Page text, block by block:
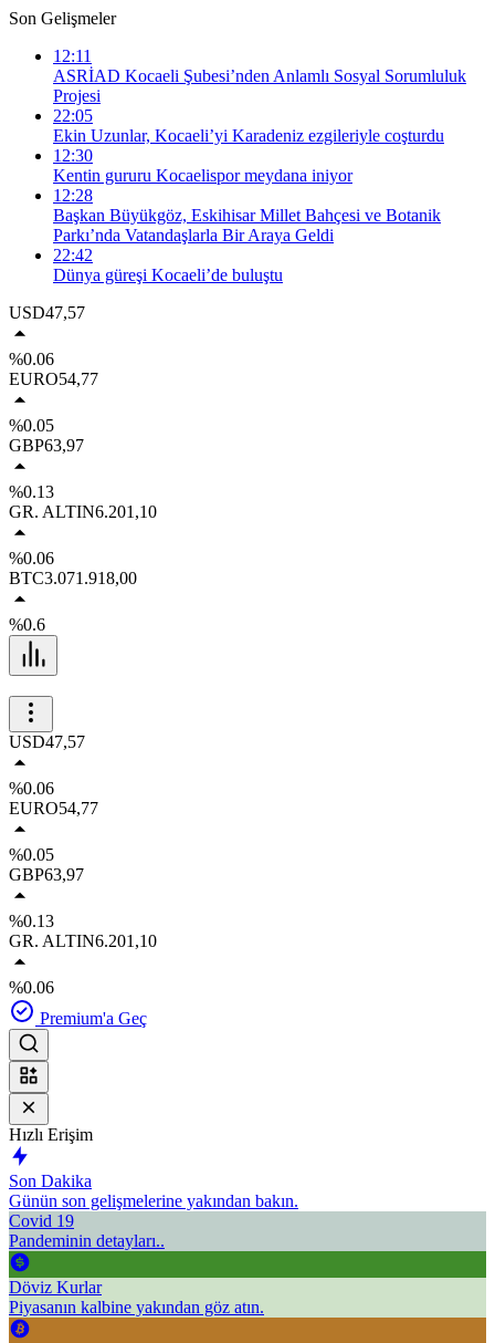
Son Gelişmeler
12:11
ASRİAD Kocaeli Şubesi’nden Anlamlı Sosyal Sorumluluk
Projesi
22:05
Ekin Uzunlar, Kocaeli’yi Karadeniz ezgileriyle coşturdu
12:30
Kentin gururu Kocaelispor meydana iniyor
12:28
Başkan Büyükgöz, Eskihisar Millet Bahçesi ve Botanik
Parkı’nda Vatandaşlarla Bir Araya Geldi
22:42
Dünya güreşi Kocaeli’de buluştu
USD47,57
%0.06
EURO54,77
%0.05
GBP63,97
%0.13
GR. ALTIN6.201,10
%0.06
BTC3.071.918,00
%0.6
USD47,57
%0.06
EURO54,77
%0.05
GBP63,97
%0.13
GR. ALTIN6.201,10
%0.06
Premium'a Geç
Hızlı Erişim
Son Dakika
Günün son gelişmelerine yakından bakın.
Covid 19
Pandeminin detayları..
Döviz Kurlar
Piyasanın kalbine yakından göz atın.